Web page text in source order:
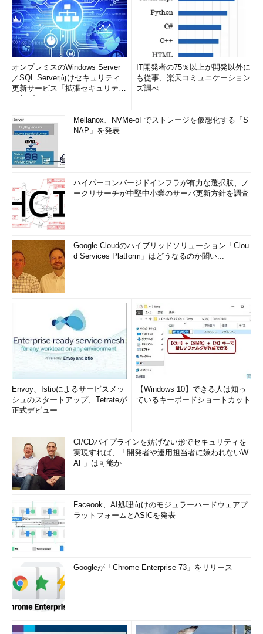
オンプレミスのWindows Server
／SQL Server向けセキュリティ
更新サービス「拡張セキュリティ
IT開発者の75％以上が開発以外に
も従事、楽天コミュニケーション
ズ調べ
Mellanox、NVMe-oFでストレージを仮想化する「S
NAP」を発表
ハイパーコンバージドインフラが有力な選択肢、ノ
ークリサーチが中堅中小業のサーバ更新方針を調査
Google Cloudのハイブリッドソリューション「Clou
d Services Platform」はどうなるのか聞い...
Envoy、Istioによるサービスメッ
シュのスタートアップ、Tetrateが
正式デビュー
【Windows 10】できる人は知っ
ているキーボードショートカット
CI/CDパイプラインを妨げない形でセキュリティを
実現すれば、「開発者や運用担当者に嫌われないW
AF」は可能か
Faceook、AI処理向けのモジュラーハードウェアプ
ラットフォームとASICを発表
Googleが「Chrome Enterprise 73」をリリース